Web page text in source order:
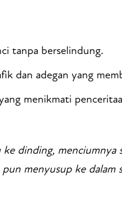
tanpa berselindung.
dan adegan yang
menikmati
dinding,
menyusup ke dalam